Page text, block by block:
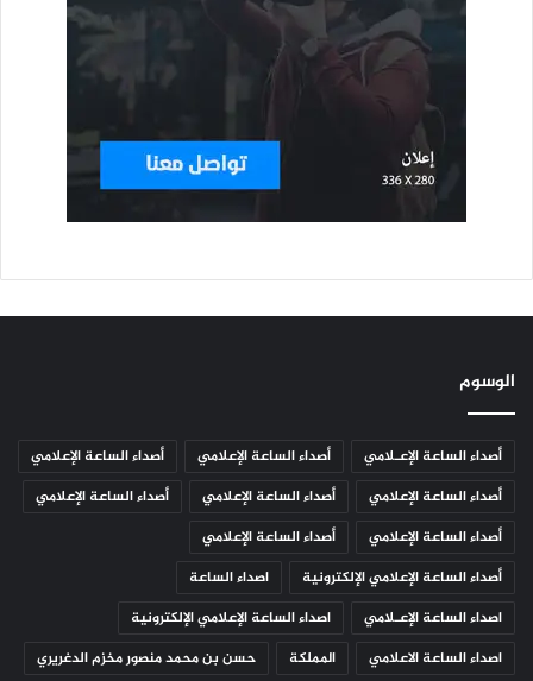
الوسوم
أصداء الساعة الإعـلامي أصداء الساعة الإعلامي
أصداء الساعة الإعلامي
أصداء الساعة الإعلامي
أصداء الساعة الإعلامي
أصداء الساعة الإعلامي
أصداء الساعة الإعلامي
أصداء الساعة الإعلامي
أصداء الساعة الإعلامي الإلكترونية
اصداء الساعة
اصداء الساعة الإعـلامي
اصداء الساعة الإعلامي الإلكترونية
اصداء الساعة الاعلامي
المملكة حسن بن محمد منصور مخزم الدغريري